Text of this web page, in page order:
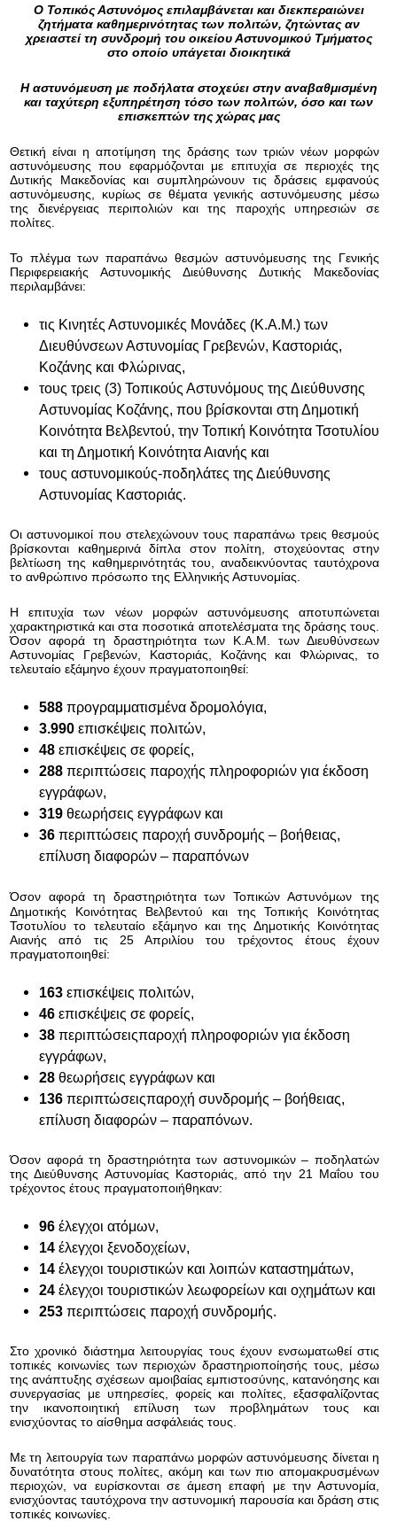
OΤοπικός Αστυνόμος επιλαμβάνεται και διεκπεραιώνει
ζητήματα καθημερινότητας των πολιτών, ζητώντας αν
χρειαστεί τη συνδρομή του οικείου Αστυνομικού Τμήματος
στο οποίο υπάγεται διοικητικά
Η αστυνόμευση με ποδήλατα στοχεύει στην αναβαθμισμένη
και ταχύτερη εξυπηρέτηση τόσο των πολιτών, όσο και των
επισκεπτών της χώρας μας
Θετική είναι η αποτίμηση της δράσης των τριών νέων μορφών
αστυνόμευσης που εφαρμόζονται με επιτυχία σε περιοχές της
Δυτικής Μακεδονίας και συμπληρώνουν τις δράσεις εμφανούς
αστυνόμευσης, κυρίως σε θέματα γενικής αστυνόμευσης μέσω
της διενέργειας περιπολιών και της παροχής υπηρεσιών σε
πολίτες.
Το πλέγμα των παραπάνω θεσμών αστυνόμευσης της Γενικής
Περιφερειακής Αστυνομικής Διεύθυνσης Δυτικής Μακεδονίας
περιλαμβάνει:
τις Κινητές Αστυνομικές Μονάδες (Κ.Α.Μ.) των
Διευθύνσεων Αστυνομίας Γρεβενών, Καστοριάς,
Κοζάνης και Φλώρινας,
τους τρεις (3) Τοπικούς Αστυνόμους της Διεύθυνσης
Αστυνομίας Κοζάνης, που βρίσκονται στη Δημοτική
Κοινότητα Βελβεντού, την Τοπική Κοινότητα Τσοτυλίου
και τη Δημοτική Κοινότητα Αιανής και
τους αστυνομικούς-ποδηλάτες της Διεύθυνσης
Αστυνομίας Καστοριάς.
Οι αστυνομικοί που στελεχώνουν τους παραπάνω τρεις θεσμούς
βρίσκονται καθημερινά δίπλα στον πολίτη, στοχεύοντας στην
βελτίωση της καθημερινότητάς του, αναδεικνύοντας ταυτόχρονα
το ανθρώπινο πρόσωπο της Ελληνικής Αστυνομίας.
Η επιτυχία των νέων μορφών αστυνόμευσης αποτυπώνεται
χαρακτηριστικά και στα ποσοτικά αποτελέσματα της δράσης τους.
Όσον αφορά τη δραστηριότητα των Κ.Α.Μ. των Διευθύνσεων
Αστυνομίας Γρεβενών, Καστοριάς, Κοζάνης και Φλώρινας, το
τελευταίο εξάμηνο έχουν πραγματοποιηθεί:
588 προγραμματισμένα δρομολόγια,
3.990 επισκέψεις πολιτών,
48 επισκέψεις σε φορείς,
288 περιπτώσεις παροχής πληροφοριών για έκδοση
εγγράφων,
319 θεωρήσεις εγγράφων και
36 περιπτώσεις παροχή συνδρομής – βοήθειας,
επίλυση διαφορών – παραπόνων
Όσον αφορά τη δραστηριότητα των Τοπικών Αστυνόμων
της
Δημοτικής Κοινότητας Βελβεντού και
της Τοπικής Κοινότητας
Τσοτυλίουτο τελευταίο εξάμηνο και της Δημοτικής Κοινότητας
Αιανής από τις 25 Απριλίου του τρέχοντος έτους έχουν
πραγματοποιηθεί:
163 επισκέψεις πολιτών,
46 επισκέψεις σε φορείς,
38 περιπτώσειςπαροχή πληροφοριών για έκδοση
εγγράφων,
28 θεωρήσεις εγγράφων και
136 περιπτώσειςπαροχή συνδρομής – βοήθειας,
επίλυση διαφορών – παραπόνων.
Όσον αφορά τη δραστηριότητα των αστυνομικών – ποδηλατών
της Διεύθυνσης Αστυνομίας Καστοριάς, από την 21 Μαΐου του
τρέχοντος έτους πραγματοποιήθηκαν:
96 έλεγχοι ατόμων,
14 έλεγχοι ξενοδοχείων,
14 έλεγχοι τουριστικών και λοιπών καταστημάτων,
24 έλεγχοι τουριστικών λεωφορείων και οχημάτων και
253 περιπτώσεις παροχή συνδρομής.
Στο χρονικό διάστημα λειτουργίας τους έχουν ενσωματωθεί στις
τοπικές κοινωνίες των περιοχών δραστηριοποίησής τους, μέσω
της ανάπτυξηςσχέσεων αμοιβαίας εμπιστοσύνης, κατανόησης και
συνεργασίας με υπηρεσίες, φορείς και πολίτες,
εξασφαλίζοντας
την ικανοποιητική επίλυση των προβλημάτων τους και
ενισχύοντας το αίσθημα ασφάλειάς τους
Με τη λειτουργία των παραπάνω μορφών αστυνόμευσης δίνεται η
δυνατότητα στους πολίτες, ακόμη και των πιο απομακρυσμένων
περιοχών, να ευρίσκονται σε άμεση επαφή με την Αστυνομία,
ενισχύοντας ταυτόχρονα την αστυνομική παρουσία και δράση στις
τοπικές κοινωνίες.